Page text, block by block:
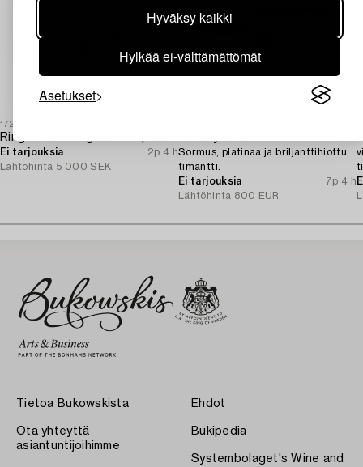
Hyväksy kaikki
Hylkää ei-välttämättömät
Asetukset
1729683
Ei tarjouksia
2p 4 h
Lähtöhinta 5 000 SEK
Sormus, platinaa ja briljanttihiottu
timantti.
Ei tarjouksia
7p 4 h
Lähtöhinta 800 EUR
Tietoa Bukowskista
Ota yhteyttä
asiantuntijoihimme
Ehdot
Bukipedia
Systembolaget's Wine and